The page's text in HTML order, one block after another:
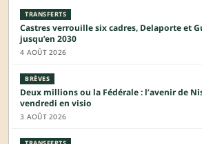
TRANSFERTS
Castres verrouille six cadres, Delaporte et
jusqu’en 2030
4 AOÛT 2026
BRÈVES
Deux millions ou la Fédérale : l’avenir de
vendredi en visio
3 AOÛT 2026